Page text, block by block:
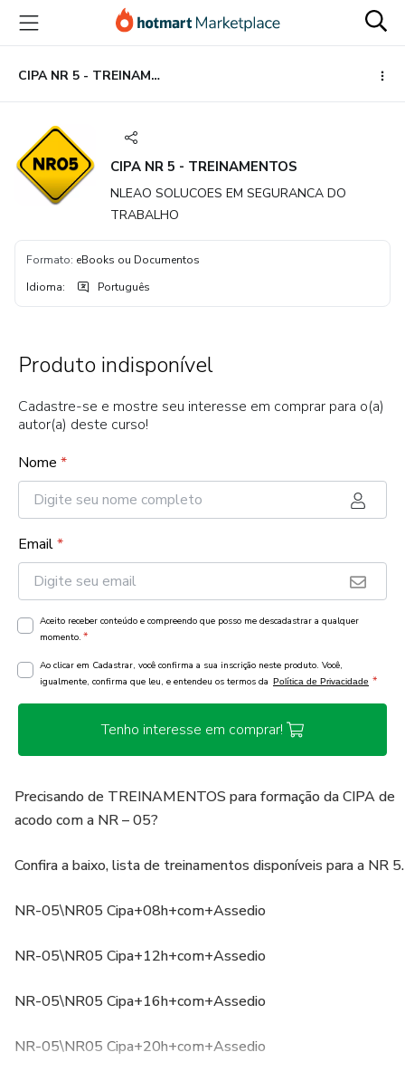
para
conteúdo
principal
para
pagamento
para
rodapé
CIPA NR 5 - TREINAMENTOS
CIPA NR 5 - TREINAMENTOS
NLEAO SOLUCOES EM SEGURANCA DO
TRABALHO
Formato: eBooks ou Documentos
Idioma: Português
Produto indisponível
Cadastre-se e mostre seu interesse em comprar para o(a)
autor(a) deste curso!
Nome *
Email*
Aceito receber conteúdo e compreendo que posso me descadastrar a qualquer
momento. *
Ao clicar em Cadastrar, você confirma a sua inscrição neste produto. Você,
igualmente, confirma que leu, e entendeu os termos da Política de Privacidade *
Tenho interesse em comprar!
Precisando de TREINAMENTOS para formação da CIPA de
acodo com a NR – 05?
Confira a baixo, lista de treinamentos disponíveis para a NR 5.
NR-05\NR05 Cipa+08h+com+Assedio
NR-05\NR05 Cipa+12h+com+Assedio
NR-05\NR05 Cipa+16h+com+Assedio
NR-05\NR05 Cipa+20h+com+Assedio